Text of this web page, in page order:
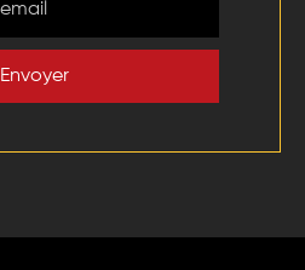
Envoyer